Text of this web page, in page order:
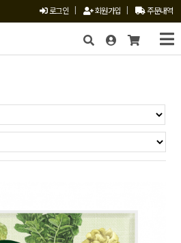
로그인| 회원가입 주문내역